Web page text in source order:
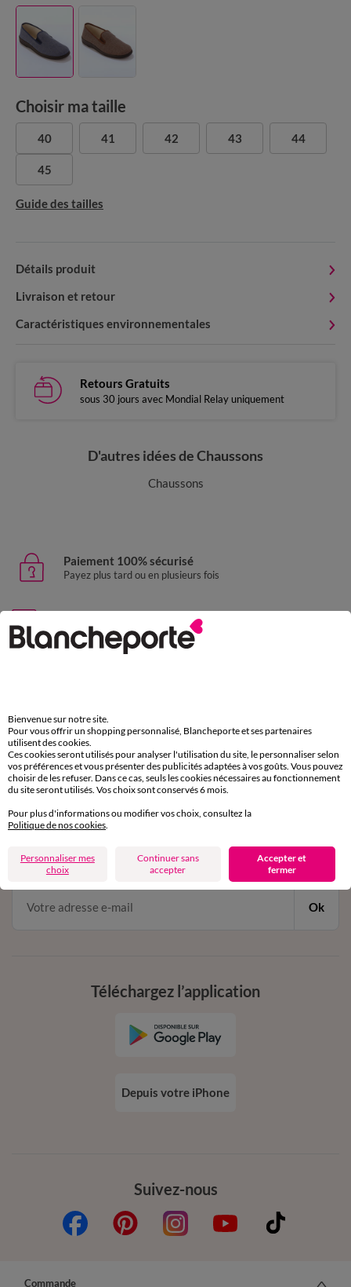
Choisir ma taille
40 41 42 43 44
45
Guide des tailles
Détails produit
Livraison et retour
Caractéristiques environnementales
Retours Gratuits
sous 30 jours avec Mondial Relay uniquement
D'autres idées de Chaussons
Chaussons
Paiement 100% sécurisé
Payez plus tard ou en plusieurs fois
domicile, relais, consignes automatiques
Service clients
par chat et par téléphone
de 8h00 à 20h00 du lundi au samedi
11€ Offerts
en vous inscrivant à la newsletter
dès 20€ d’achat
conditions dans votre email de confirmation
Ok
Suivez-nous
Téléchargez l’application
Depuis votre iPhone
Commande
Bienvenue sur notre site.
Pour vous offrir un shopping personnalisé, Blancheporte et ses partenaires
utilisent des cookies.
Ces cookies seront utilisés pour analyser l'utilisation du site, le personnaliser selon
vos préférences et vous présenter des publicités adaptées à vos goûts. Vous pouvez
choisir de les refuser. Dans ce cas, seuls les cookies nécessaires au fonctionnement
du site seront utilisés. Vos choix sont conservés 6 mois.
Pour plus d'informations ou modifier vos choix, consultez la
Politique de nos cookies
Personnaliser mes
choix
Continuer sans
accepter
Accepter et
fermer